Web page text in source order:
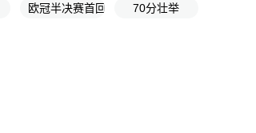
欧冠半决赛首回合 70分壮举